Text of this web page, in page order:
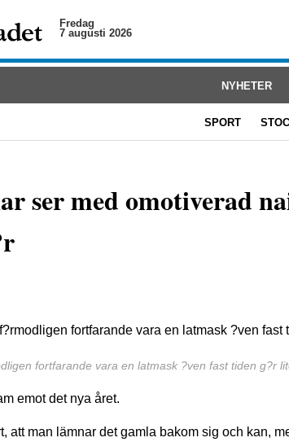
Fredag
7 augusti 2026
NYHETER
SPORT
ser med omotiverad
fortfarande vara en latmask ?ven fast tiden g?r
emot det nya året.
att man lämnar det gamla bakom sig och kan,